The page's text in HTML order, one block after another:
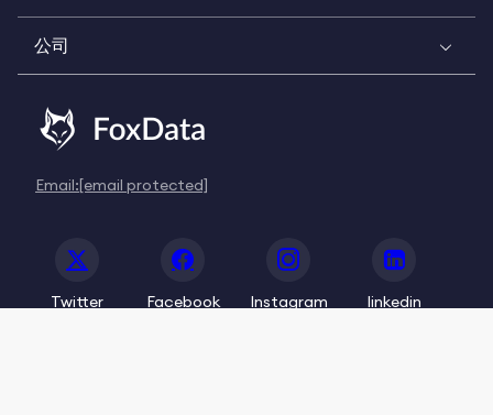
公司
Email:[email protected]
Twitter Facebook Instagram linkedin